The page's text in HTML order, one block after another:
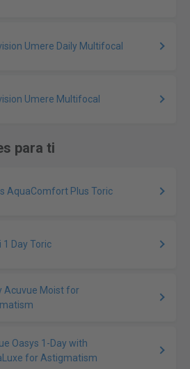
Umere Daily Multifocal
Umere Multifocal
para ti
AquaComfort Plus Toric
1 Day Toric
Acuvue Moist for
Oasys 1-Day with
for Astigmatism